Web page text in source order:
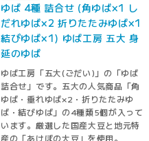
ゆば 4種 詰合せ (角ゆば×1 し
だれゆば×2 折りたたみゆば×1
結びゆば×1) ゆば工房 五大 身
延のゆば
ゆば工房「五大(ごだい)」の「ゆば
詰合せ」です。五大の人気商品「角
ゆば・垂れゆば×2・折りたたみゆ
ば・結びゆば」の4種類5個が入って
います。厳選した国産大豆と地元特
産の「あけぼの大豆」を使用。